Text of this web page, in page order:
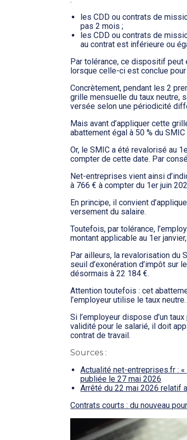
les CDD ou contrats de
pas 2 mois ;
les CDD ou contrats de
au contrat est inférieure ou
Par tolérance, ce dispositif peut
lorsque celle-ci est conclue
Concrètement, pendant les 2
grille mensuelle du taux neutre,
versée selon une périodicité
Mais avant d’appliquer cette
abattement égal à 50 % du
Or, le SMIC a été revalorisé au
compter de cette date. Par
Net-entreprises vient ainsi
à 766 € à compter du 1er juin
En principe, il convient
versement du salaire.
Toutefois, par tolérance,
montant applicable au 1er
Par ailleurs, la revalorisation du
seuil d’exonération d’impôt sur
désormais à 22 184 €.
Attention toutefois : cet
l’employeur utilise le taux neutre.
Si l’employeur dispose d’un
validité pour le salarié, il doit
contrat de travail.
Sources :
Actualité net-entreprises.fr :
publiée le 27 mai 2026
Arrêté du 22 mai 2026 relatif
Contrats courts : du nouveau